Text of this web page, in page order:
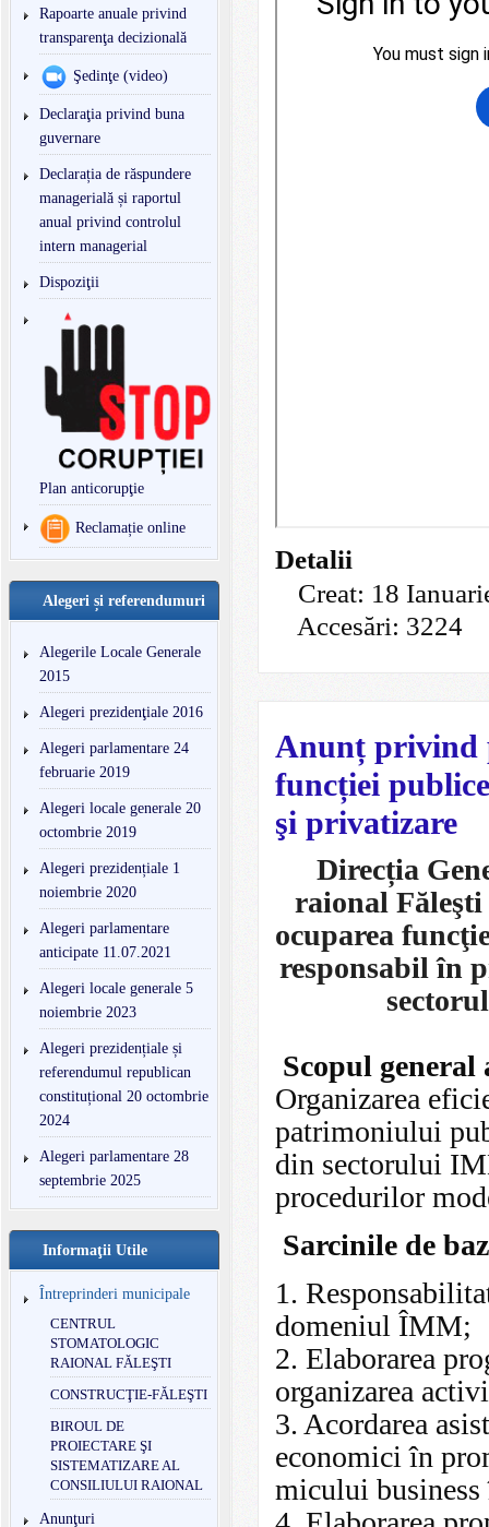
Rapoarte anuale privind
transparenţa decizională
Şedinţe (video)
Declaraţia privind buna
guvernare
Declarația de răspundere
managerială și raportul
anual privind controlul
intern managerial
Dispoziţii
Plan anticorupţie
Reclamație online
Alegeri și referendumuri
Alegerile Locale Generale
2015
Alegeri prezidenţiale 2016
Alegeri parlamentare 24
februarie 2019
Alegeri locale generale 20
octombrie 2019
Alegeri prezidențiale 1
noiembrie 2020
Alegeri parlamentare
anticipate 11.07.2021
Alegeri locale generale 5
noiembrie 2023
Alegeri prezidențiale și
referendumul republican
constituțional 20 octombrie
2024
Alegeri parlamentare 28
septembrie 2025
Informaţii Utile
Întreprinderi municipale
CENTRUL
STOMATOLOGIC
RAIONAL FĂLEŞTI
CONSTRUCŢIE-FĂLEŞTI
BIROUL DE
PROIECTARE ŞI
SISTEMATIZARE AL
CONSILIULUI RAIONAL
Anunţuri
Detalii
Creat: 18
Accesări: 3224
Anunț privind
funcției
şi privatizare
Direcția
raional
ocuparea
responsabil în
Scopul
Organizarea
patrimoniului
din sectorului
procedurilor
Sarcinile de
1.
domeniul ÎMM;
2. Elaborarea
organizarea
3. Acordarea
economici în
micului